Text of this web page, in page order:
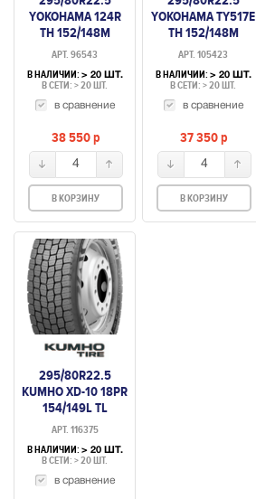
YOKOHAMA 124R
TH 152/148M
(РУЛЕВАЯ)
АРТ. 96543
В НАЛИЧИИ: > 20 ШТ.
В СЕТИ: > 20 ШТ.
в сравнение
38 550p
4
В КОРЗИНУ
YOKOHAMA TY517E
TH 152/148M
(ВЕДУЩАЯ)
АРТ. 105423
В НАЛИЧИИ: > 20 ШТ.
В СЕТИ: > 20 ШТ.
в сравнение
37 350p
4
В КОРЗИНУ
295/80R22.5
KUMHO XD-10 18PR
154/149L TL
(ВЕДУЩАЯ)
АРТ. 116375
В НАЛИЧИИ: > 20 ШТ.
В СЕТИ: > 20 ШТ.
в сравнение